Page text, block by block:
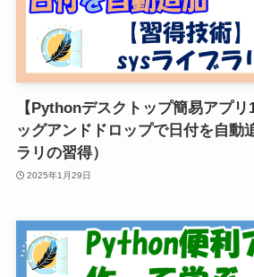
【Pythonデスクトップ簡易アプ
ッグアンドドロップで日付を自
ラリの習得）
2025年1月29日